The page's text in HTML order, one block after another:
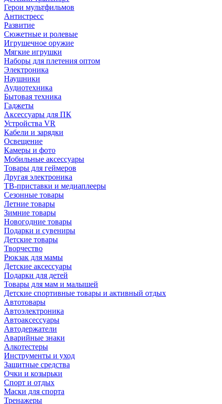
Герои мультфильмов
Антистресс
Развитие
Сюжетные и ролевые
Игрушечное оружие
Мягкие игрушки
Наборы для плетения оптом
Электроника
Наушники
Аудиотехника
Бытовая техника
Гаджеты
Аксессуары для ПК
Устройства VR
Кабели и зарядки
Освещение
Камеры и фото
Мобильные аксессуары
Товары для геймеров
Другая электроника
ТВ-приставки и медиаплееры
Сезонные товары
Летние товары
Зимние товары
Новогодние товары
Подарки и сувениры
Детские товары
Творчество
Рюкзак для мамы
Детские аксессуары
Подарки для детей
Товары для мам и малышей
Детские спортивные товары и активный отдых
Автотовары
Автоэлектроника
Автоаксессуары
Автодержатели
Аварийные знаки
Алкотестеры
Инструменты и уход
Защитные средства
Очки и козырьки
Спорт и отдых
Маски для спорта
Тренажеры